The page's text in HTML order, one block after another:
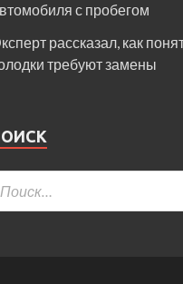
с пробегом
рассказал, как
требуют замены